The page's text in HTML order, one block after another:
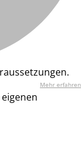
Mehr erfahren